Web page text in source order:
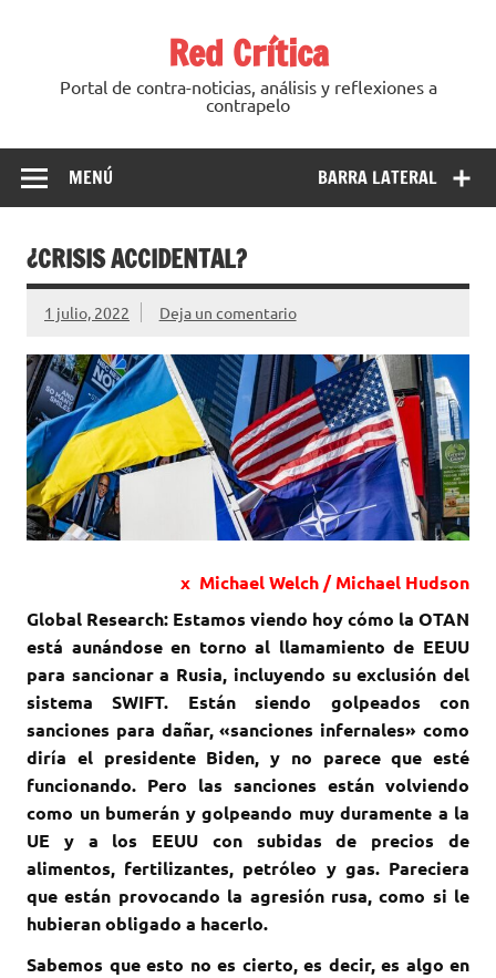
Red Crítica
Portal de contra-noticias, análisis y reflexiones a
contrapelo
BARRA LATERAL
MENÚ
¿CRISIS ACCIDENTAL?
1 julio, 2022 Deja un comentario
x Michael Welch / Michael Hudson
Global Research: Estamos viendo hoy cómo la OTAN
está aunándose en torno al llamamiento de EEUU
para sancionar a Rusia, incluyendo su exclusión del
sistema SWIFT. Están siendo golpeados con
sanciones para dañar, «sanciones infernales» como
diría el presidente Biden, y no parece que esté
funcionando. Pero las sanciones están volviendo
como un bumerán y golpeando muy duramente a la
UE y a los EEUU con subidas de precios de
alimentos, fertilizantes, petróleo y gas. Pareciera
que están provocando la agresión rusa, como si le
hubieran obligado a hacerlo.
Sabemos que esto no es cierto, es decir, es algo en